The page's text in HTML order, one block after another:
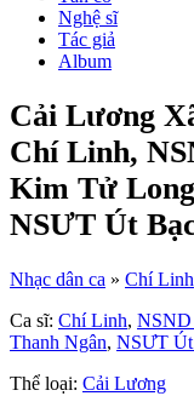
Nghệ sĩ
Tác giả
Album
Cải Lương
Chí Linh,
Kim Tử
NSƯT Út
Nhạc dân ca » Chí Linh
Ca sĩ: Chí Linh, NSND
Thanh Ngân, NSƯT
Thể loại: Cải Lương